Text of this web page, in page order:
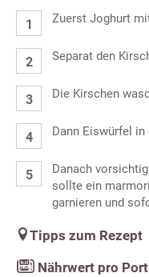
Zuerst Joghurt
Separat den
Die Kirschen
Dann Eiswürfel
Danach
sollte ein
garnieren und
Tipps zum Rezept
Nährwert pro